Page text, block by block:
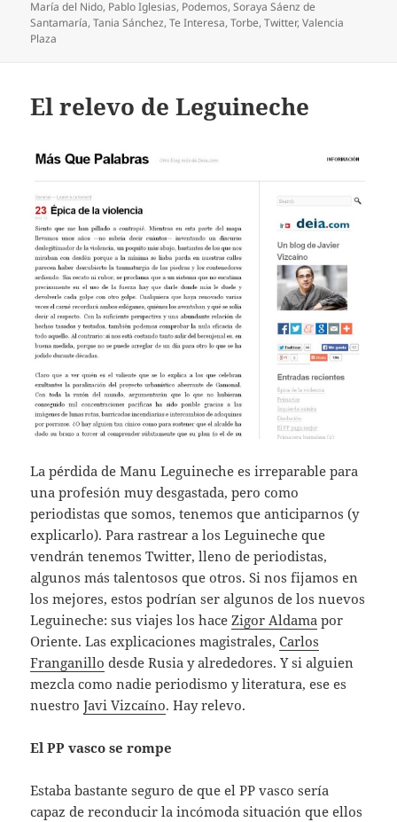
María del Nido, Pablo Iglesias, Podemos,Soraya Sáenz de
Santamaría,Tania Sánchez,Te Interesa,Torbe,Twitter,Valencia
Plaza
El relevo de Leguineche
La pérdida de Manu Leguineche es irreparable para
una profesión muy desgastada, pero como
periodistas que somos, tenemos que anticiparnos (y
explicarlo). Para rastrear a los Leguineche que
vendrán tenemos Twitter, lleno de periodistas,
algunos más talentosos que otros. Si nos fijamos en
los mejores, estos podrían ser algunos de los nuevos
Leguineche: sus viajes los haceZigor Aldama por
Oriente. Las explicaciones magistrales,Carlos
Franganillo desde Rusia y alrededores. Y si alguien
mezcla como nadie periodismo y literatura, ese es
nuestroJavi Vizcaíno. Hay relevo.
El PP vasco se rompe
Estaba bastante seguro de que el PP vasco sería
capaz de reconducir la incómoda situación que ellos